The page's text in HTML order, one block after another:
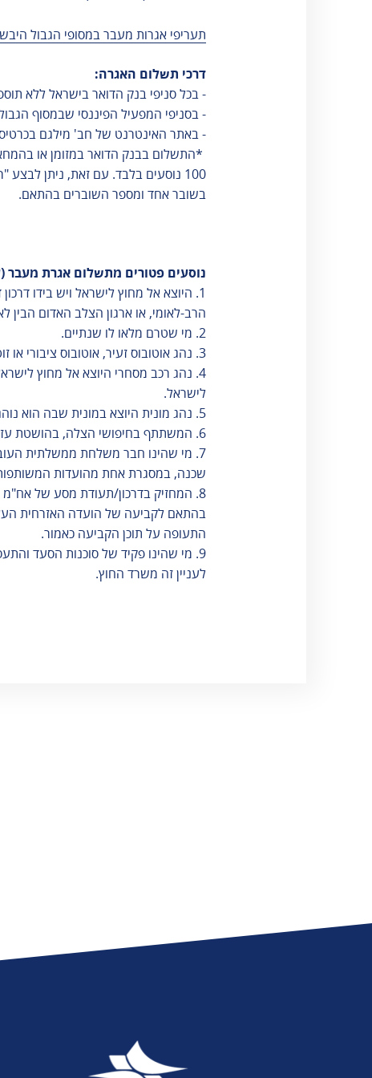
טלפונים חיוניים
הודעות ועדכונים
שעות פעילות
תעריפי אגרות מעבר במסופי הגבול היבשתיים
דרכי תשלום האגרה:
- בכל סניפי בנק הדואר בישראל ללא
- בסניפי המפעיל הפיננסי שבמסוף
- באתר האינטרנט של חב' מילגם
*התשלום בבנק הדואר במזומן או
בשובר אחד ומספר השוברים בהתאם.
נוסעים פטורים מתשלום אגרת מעבר (עפ"י סעיף 2-ב' ב"תקנות רשות שדות התעופה (אגרות במסופי
הרב-לאומי, או ארגון הצלב האדום הבין
2. מי שטרם מלאו לו שנתיים.
3. נהג אוטובוס זעיר, אוטובוס ציבורי או זוטובוס בעת מילוי תפקידו בהסעת נוסעים מישראל או למטרת הבאת נוסעים לישראל.
4. נהג רכב מסחרי היוצא אל מחוץ
לישראל.
5. נהג מונית היוצא במונית שבה הוא נוהג בעת מילוי תפקידו בהסעת נוסעים אל מחוץ לישראל או למטרת הבאת נוסעים לישראל.
6. המשתתף בחיפושי הצלה, בהושטת עזרה רפואית לנפגעים ובפעילות הומניטרית אחרת.
7. מי שהינו חבר משלחת ממשלתית
שכנה, במסגרת אחת מהועדות
בהתאם לקביעה של הועדה האזרחית
התעופה על תוכן הקביעה כאמור.
9. מי שהינו פקיד של סוכנות הסעד
לעניין זה משרד החוץ.